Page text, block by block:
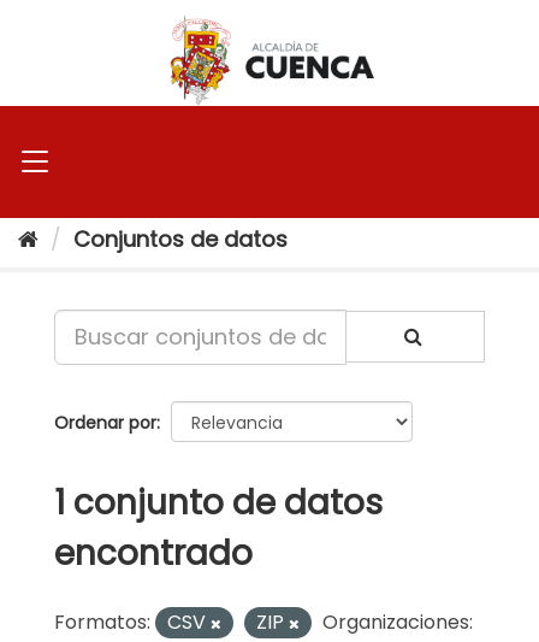
Conjuntos de datos
Ordenar por
1 conjunto de datos
encontrado
Formatos: CSV ZIP
Organizaciones: